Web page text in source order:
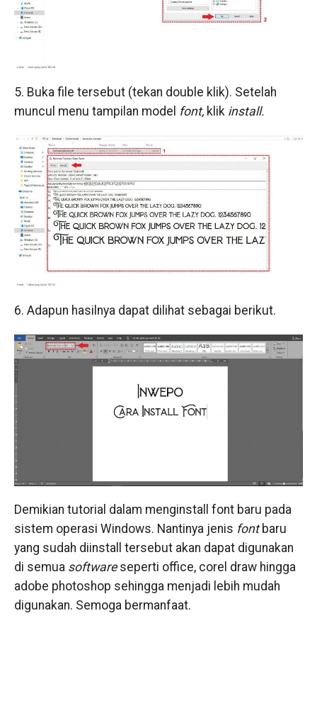
5. Buka file tersebut (tekan double klik). Setelah
muncul menu tampilan model font, klik install.
6. Adapun hasilnya dapat dilihat sebagai berikut.
Demikian tutorial dalam menginstall font baru pada
sistem operasi Windows. Nantinya jenis font baru
yang sudah diinstall tersebut akan dapat digunakan
di semua software seperti office, corel draw hingga
adobe photoshop sehingga menjadi lebih mudah
digunakan. Semoga bermanfaat.